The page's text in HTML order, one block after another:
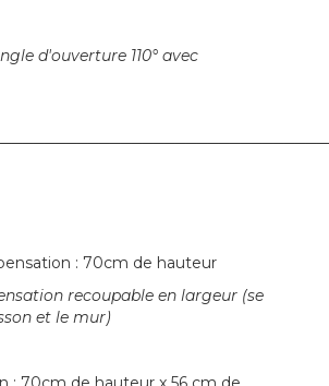
d'ouverture 110° avec
: 70cm de hauteur
recoupable en largeur (se
et le mur)